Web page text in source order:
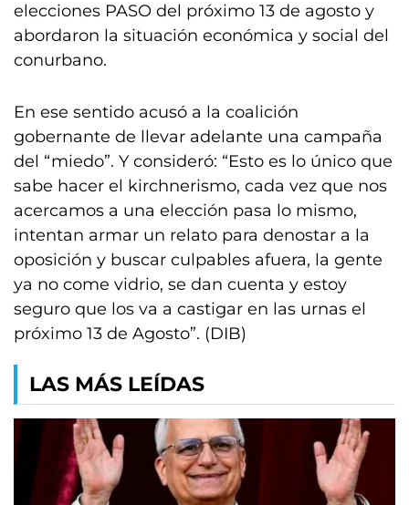
elecciones PASO del próximo 13 de agosto y
abordaron la situación económica y social del
conurbano.
En ese sentido acusó a la coalición
gobernante de llevar adelante una campaña
del “miedo”. Y consideró: “Esto es lo único que
sabe hacer el kirchnerismo, cada vez que nos
acercamos a una elección pasa lo mismo,
intentan armar un relato para denostar a la
oposición y buscar culpables afuera, la gente
ya no come vidrio, se dan cuenta y estoy
seguro que los va a castigar en las urnas el
próximo 13 de Agosto”. (DIB)
LAS MÁS LEÍDAS